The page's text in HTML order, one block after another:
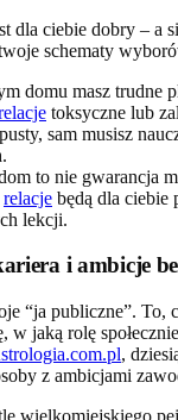
dla ciebie dobry – a
schematy
domu masz trudne
toksyczne lub
sam musisz
to nie gwarancja
relacje będą dla ciebie
lekcji.
i ambicje
“ja publiczne”. To,
w jaką rolę
,
z ambicjami